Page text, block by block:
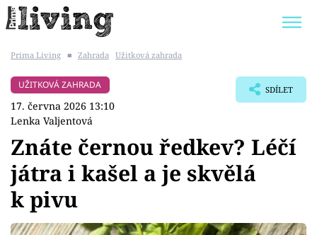
BYDLENÍ SLAVNÝCH
Témata
Bydlení
Prima Living ■ Zahrada Užitková zahrada
UŽITKOVÁ ZAHRADA
17. června 2026 13:10
Lenka Valjentová
SDÍLET
Znáte černou ředkev? Léčí
játra i kašel a je skvělá
k pivu